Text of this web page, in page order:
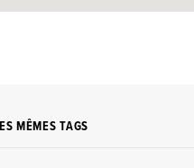
MÊMES TAGS